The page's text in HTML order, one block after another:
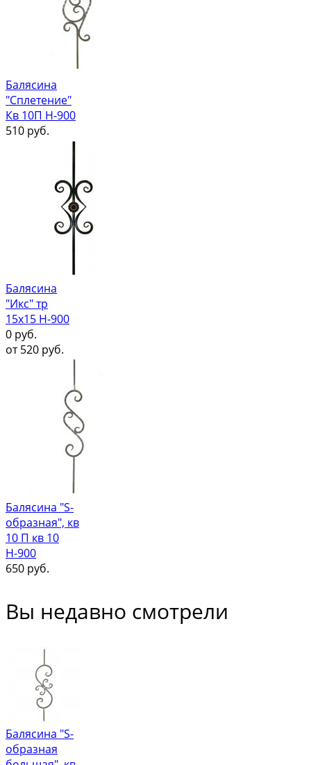
Балясина
"Сплетение"
Кв 10П Н-900
510 руб.
Балясина
"Икс" тр
15х15 Н-900
0 руб.
от520 руб.
Балясина "S-
образная", кв
10 П кв 10
Н-900
650 руб.
Вы недавно смотрели
Балясина "S-
образная